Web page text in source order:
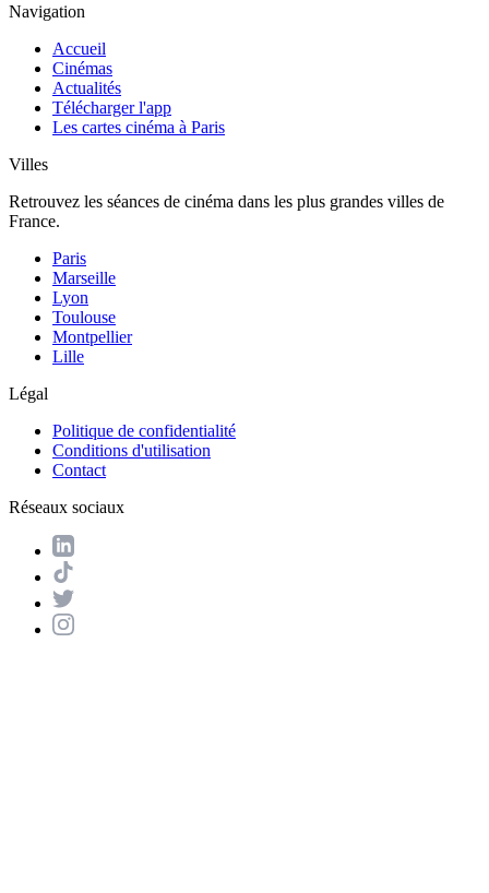
Navigation
Accueil
Cinémas
Actualités
Télécharger l'app
Les cartes cinéma à Paris
Villes
Retrouvez les séances de cinéma dans les plus grandes villes de
France.
Paris
Marseille
Lyon
Toulouse
Montpellier
Lille
Légal
Politique de confidentialité
Conditions d'utilisation
Contact
Réseaux sociaux